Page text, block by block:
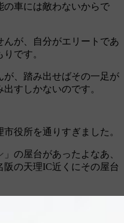
車には敵わないからで
が、自分がエリートであ
です。
、踏み出せばその一足が
すしかないのです。
役所を通りすぎました。
」の屋台があったよなあ、
阪の天理IC近くにその屋台